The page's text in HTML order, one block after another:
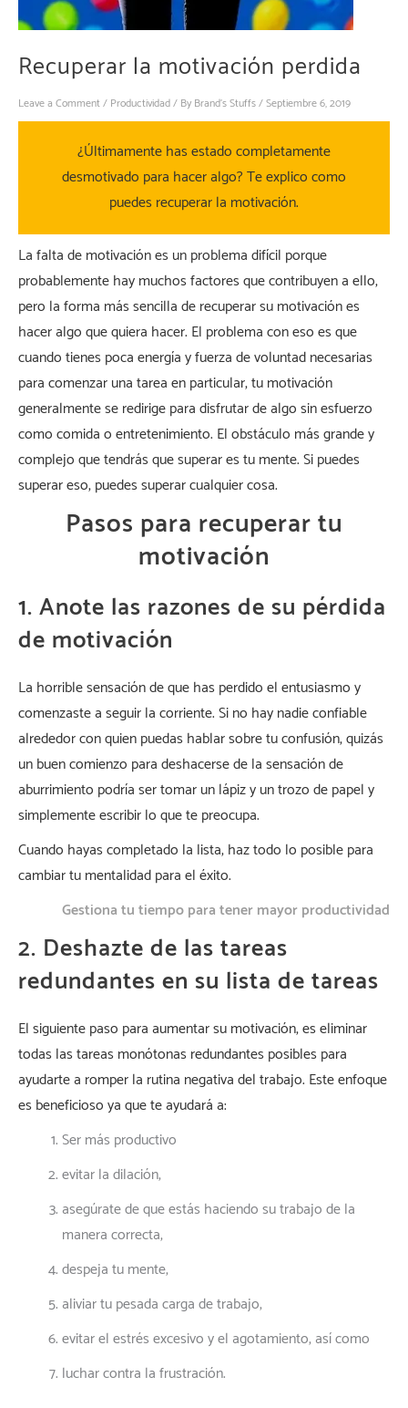
Recuperar la motivación perdida
Leave a Comment/ Productividad/ By Brand's Stuffs/Septiembre 6, 2019
¿Últimamente has estado completamente
desmotivado para hacer algo?Te explico como
puedes recuperar la motivación.
La falta de motivación es un problema difícil porque
probablemente hay muchos factores que contribuyen a ello,
pero la forma más sencilla de recuperar su motivación es
hacer algo que quiera hacer. El problema con eso es que
cuando tienes poca energía y fuerza de voluntad necesarias
para comenzar una tarea en particular, tu motivación
generalmente se redirige para disfrutar de algo sin esfuerzo
como comida o entretenimiento. El obstáculo más grande y
complejo que tendrás que superar es tu mente. Si puedes
superar eso, puedes superar cualquier cosa.
Pasos para recuperar tu
motivación
1. Anote las razones de su pérdida
de motivación
La horrible sensación de que has perdido el entusiasmo y
comenzaste a seguir la corriente. Si no hay nadie confiable
alrededor con quien puedas hablar sobre tu confusión, quizás
un buen comienzo para deshacerse de la sensación de
aburrimiento podría ser tomar un lápiz y un trozo de papel y
simplemente escribir lo que te preocupa.
Cuando hayas completado la lista, haz todo lo posible para
cambiar tu mentalidad para el éxito.
Gestiona tu tiempo para tener mayor productividad
2. Deshazte de las tareas
redundantes en su lista de tareas
El siguiente paso para aumentar su motivación, es eliminar
todas las tareas monótonas redundantes posibles para
ayudarte a romper la rutina negativa del trabajo. Este enfoque
es beneficioso ya que te ayudará a:
Ser más productivo
evitar la dilación,
asegúrate de que estás haciendo su trabajo de la
manera correcta,
despeja tu mente,
aliviar tu pesada carga de trabajo,
evitar el estrés excesivo y el agotamiento, así como
luchar contra la frustración.